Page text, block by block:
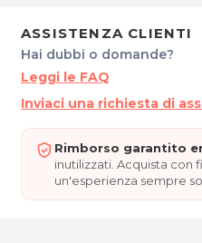
Per ulteriori informazioni
scrivi a posta@espevia.it
ASSISTENZA CLIENTI
Hai dubbi o domande?
Leggi le FAQ
Inviaci una richiesta di
Rimborso garantito
inutilizzati. Acquista con
un'esperienza sempre